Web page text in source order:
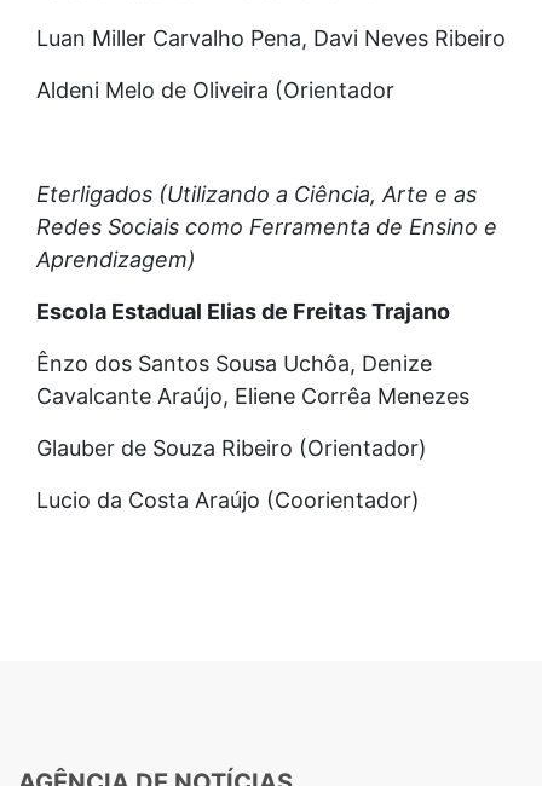
Luan Miller Carvalho Pena, Davi Neves Ribeiro
Aldeni Melo de Oliveira (Orientador
Eterligados (Utilizando a Ciência, Arte e as
Redes Sociais como Ferramenta de Ensino e
Aprendizagem)
Escola Estadual Elias de Freitas Trajano
Ênzo dos Santos Sousa Uchôa, Denize
Cavalcante Araújo, Eliene Corrêa Menezes
Glauber de Souza Ribeiro (Orientador)
Lucio da Costa Araújo (Coorientador)